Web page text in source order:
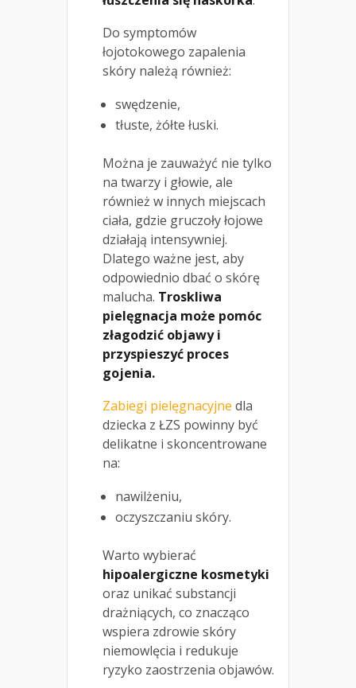
Do symptomów
łojotokowego zapalenia
skóry należą również:
swędzenie,
tłuste, żółte łuski.
Można je zauważyć nie tylko
na twarzy i głowie, ale
również w innych miejscach
ciała, gdzie gruczoły łojowe
działają intensywniej.
Dlatego ważne jest, aby
odpowiednio dbać o skórę
malucha. Troskliwa
pielęgnacja może pomóc
złagodzić objawy i
przyspieszyć proces
gojenia.
Zabiegi pielęgnacyjne dla
dziecka z ŁZS powinny być
delikatne i skoncentrowane
na:
nawilżeniu,
oczyszczaniu skóry.
Warto wybierać
hipoalergiczne kosmetyki
oraz unikać substancji
drażniących, co znacząco
wspiera zdrowie skóry
niemowlęcia i redukuje
ryzyko zaostrzenia objawów.